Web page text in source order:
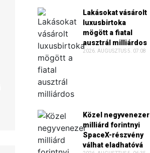
Lakásokat vásárolt
luxusbirtoka
mögött a fiatal
ausztrál milliárdos
2026. AUGUSZTUS 5. 07:08
Közel negyvenezer
milliárd forintnyi
SpaceX-részvény
válhat eladhatóvá